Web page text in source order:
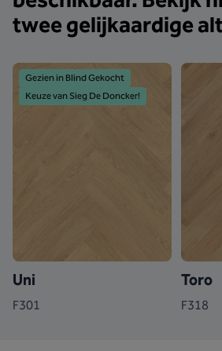
twee gelijkaardige
Gezien in Blind Gekocht
Keuze van Sieg De Doncker!
Uni
F301
Toro
F318